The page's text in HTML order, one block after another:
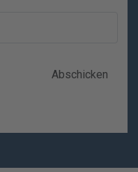
Abschicken